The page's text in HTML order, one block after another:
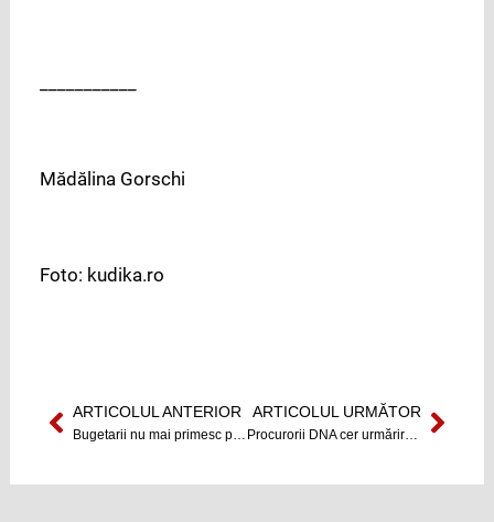
Mădălina Gorschi
Foto: kudika.ro
Prev
ARTICOLUL ANTERIOR ARTICOLUL URMĂTORNext